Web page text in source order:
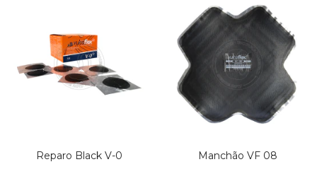
Reparo Black V-0 Manchão VF 08